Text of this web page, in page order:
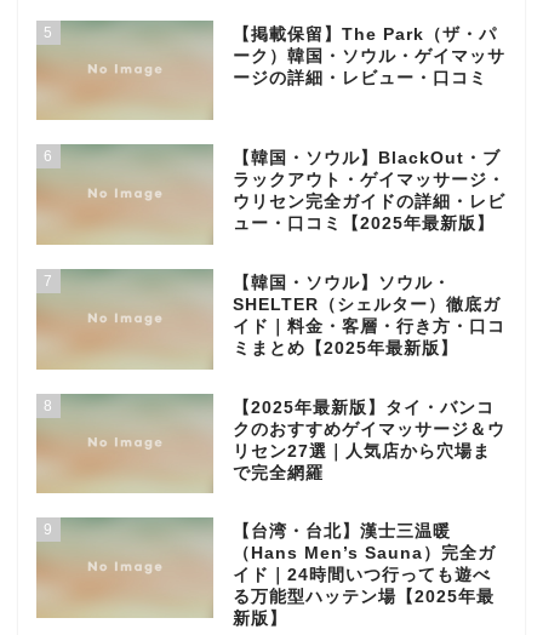
5
【掲載保留】The Park（ザ・パ
ーク）韓国・ソウル・ゲイマッサ
ージの詳細・レビュー・口コミ
6
【韓国・ソウル】BlackOut・ブ
ラックアウト・ゲイマッサージ・
ウリセン完全ガイドの詳細・レビ
ュー・口コミ【2025年最新版】
7
【韓国・ソウル】ソウル・
SHELTER（シェルター）徹底ガ
イド｜料金・客層・行き方・口コ
ミまとめ【2025年最新版】
8
【2025年最新版】タイ・バンコ
クのおすすめゲイマッサージ＆ウ
リセン27選｜人気店から穴場ま
で完全網羅
9
【台湾・台北】漢士三温暖
（Hans Men’s Sauna）完全ガ
イド｜24時間いつ行っても遊べ
る万能型ハッテン場【2025年最
新版】